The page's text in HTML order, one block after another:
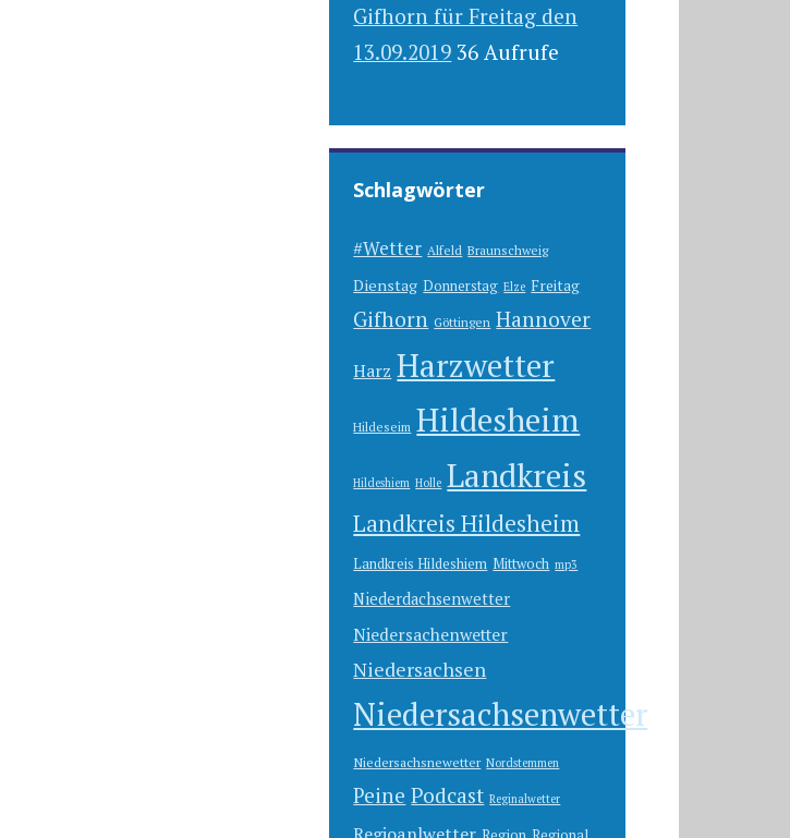
Gifhorn für Freitag den
13.09.2019 36 Aufrufe
Schlagwörter
#Wetter Alfeld Braunschweig
Dienstag Donnerstag Elze Freitag
Gifhorn Göttingen Hannover
Harz Harzwetter
Hildeseim Hildesheim
Hildeshiem Holle Landkreis
Landkreis Hildesheim
Landkreis Hildeshiem Mittwoch mp3
Niederdachsenwetter
Niedersachenwetter
Niedersachsen
Niedersachsenwetter
Niedersachsnewetter Nordstemmen
Peine Podcast Reginalwetter